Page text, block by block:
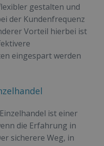
gestalten und
der Kundenfrequenz
Vorteil hierbei ist
eingespart werden
ist einer
die Erfahrung in
sicherere Weg, in